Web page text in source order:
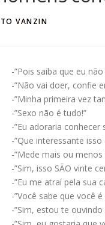
VANZIN
-”Pois saiba que eu
-”Não vai doer, confie
-”Minha primeira vez
-”Sexo não é tudo!”
-”Eu adoraria conhecer
-”Que interessante
-”Mede mais ou
-”Sim, isso SÃO vinte
-”Eu me atraí pela sua
-”Você sabe que você
-”Sim, estou te